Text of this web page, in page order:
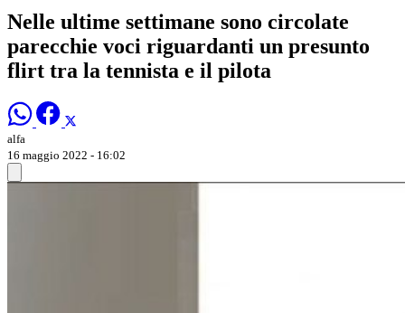
Nelle ultime settimane sono circolate
parecchie voci riguardanti un presunto
flirt tra la tennista e il pilota
alfa
16 maggio 2022 - 16:02